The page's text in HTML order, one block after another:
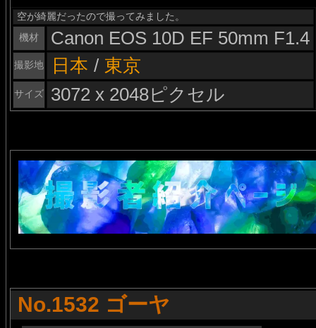
空が綺麗だったので撮ってみました。
機材
Canon EOS 10D EF 50mm F1.4
撮影地 日本 / 東京
サイズ 3072 x 2048ピクセル
No.1532 ゴーヤ